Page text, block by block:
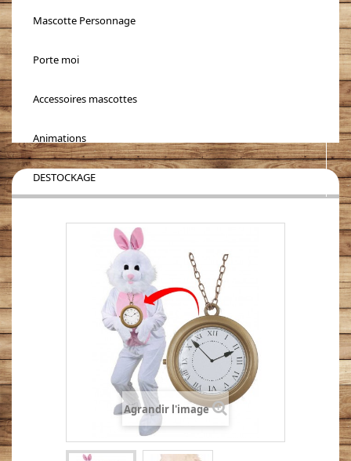
Mascotte Personnage
Porte moi
Accessoires mascottes
Animations
DESTOCKAGE
Agrandir l'image